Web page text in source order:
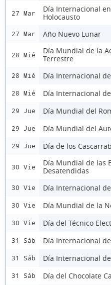
27 Mar
Día Internacional
Holocausto
27 Mar Año Nuevo Lunar
28 Mié
Día Mundial de la
Terrestre
28 Mié Día Internacional
28 Mié Día Internacional
29 Jue Día Mundial del
29 Jue Día Mundial del
29 Jue Día de los
30 Vie
Día Mundial de las
Desatendidas
30 Vie Día Internacional
30 Vie Día Mundial de la
30 Vie Día del Técnico
31 Sáb Día Internacional
31 Sáb Día Internacional
31 Sáb Día del Chocolate